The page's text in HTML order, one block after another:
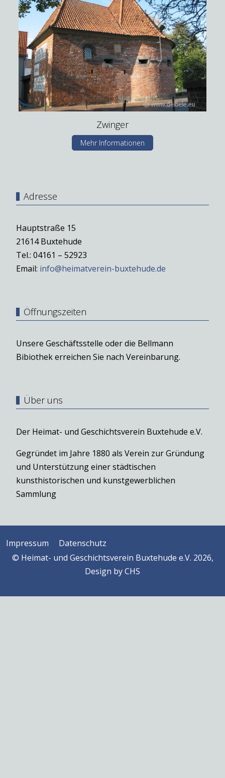
Zwinger
Mehr Informationen
Adresse
Hauptstraße 15
21614 Buxtehude
Tel.: 04161 – 52923
Email: info@heimatverein-buxtehude.de
Öffnungszeiten
Unsere Geschäftsstelle oder die Bellmann
Bibiothek erreichen Sie nach Vereinbarung.
Über uns
Der Heimat- und Geschichtsverein Buxtehude e.V.
Gegründet im Jahre 1880 als Verein zur Gründung
und Unterstützung einer städtischen
kunsthistorischen und kunstgewerblichen
Sammlung
Impressum
Datenschutz
© Heimat- und Geschichtsverein Buxtehude e.V. 2026,
Design byCHS